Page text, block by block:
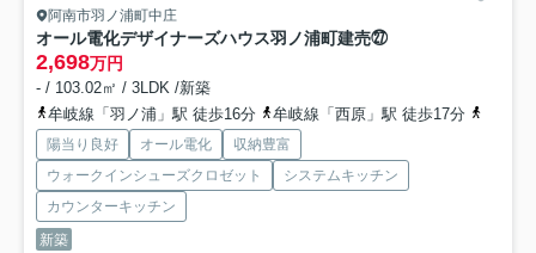
阿南市羽ノ浦町中庄
オール電化デザイナーズハウス羽ノ浦町建売㉗
2,698万円
- / 103.02㎡ / 3LDK /新築
牟岐線「羽ノ浦」駅 徒歩16分
牟岐線「西原」駅 徒歩17分
陽当り良好 オール電化
収納豊富
ウォークインシューズクロゼット
システムキッチン
カウンターキッチン
新築